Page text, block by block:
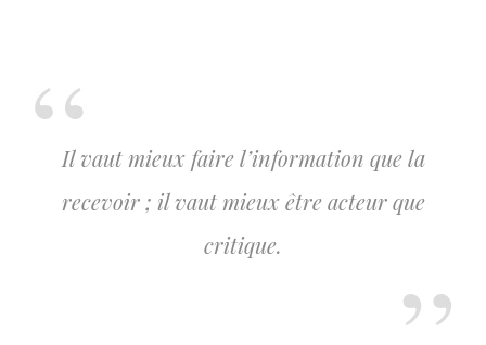
Il vaut mieux faire l’information que la
recevoir ; il vaut mieux être acteur que
critique.